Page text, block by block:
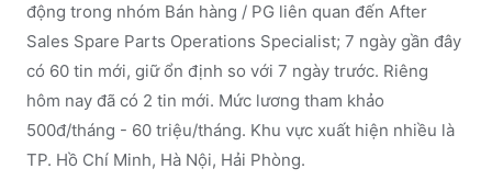
động trong nhóm Bán hàng / PG liên quan đến After
Sales Spare Parts Operations Specialist; 7 ngày gần đây
có 60 tin mới, giữ ổn định so với 7 ngày trước. Riêng
hôm nay đã có 2 tin mới. Mức lương tham khảo
500đ/tháng - 60 triệu/tháng. Khu vực xuất hiện nhiều là
TP. Hồ Chí Minh, Hà Nội, Hải Phòng.